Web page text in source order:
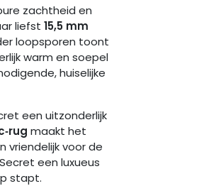
zachtheid en
liefst 15,5 mm
loopsporen toont
warm en soepel
huiselijke
een uitzonderlijk
maakt het
voor de
een luxueus
stapt.